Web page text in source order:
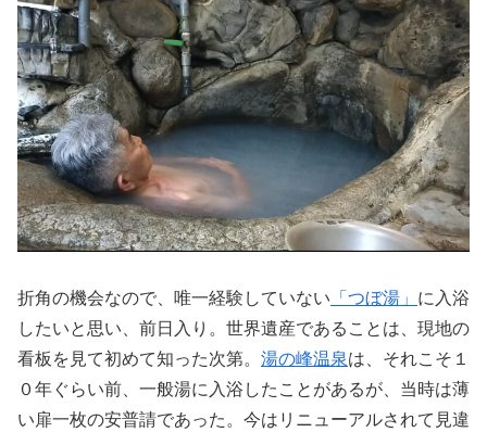
折角の機会なので、唯一経験していない 「つぼ湯」 に入浴
したいと思い、前日入り。世界遺産であることは、現地の
看板を見て初めて知った次第。 湯の峰温泉は、それこそ１
０年ぐらい前、一般湯に入浴したことがあるが、当時は薄
い扉一枚の安普請であった。今はリニューアルされて見違